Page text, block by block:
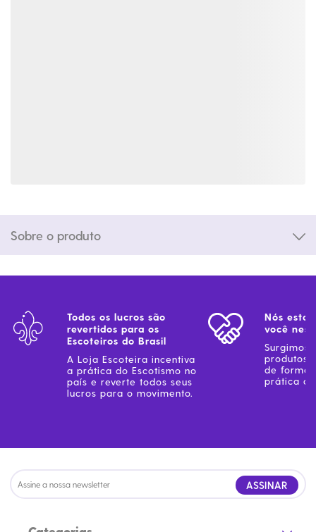
Sobre o produto
Todos os lucros são
revertidos para os
Escoteiros do Brasil
A Loja Escoteira incentiva
a prática do Escotismo no
país e reverte todos seus
lucros para o movimento.
Nós
você
Surgimos
produtos
de forma
prática
ASSINAR